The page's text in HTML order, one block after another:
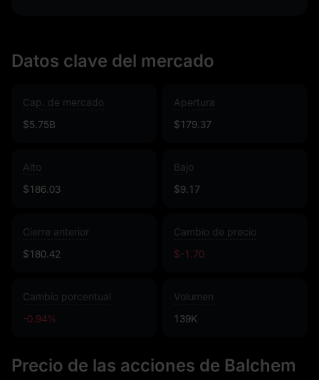
Datos clave del mercado
Cap. de mercado
$5.75B
Apertura
$179.37
Alto
$186.03
Bajo
$9.17
Cierre anterior
$180.42
Cambio de precio
$-1.70
Cambio porcentual
-0.94%
Volumen
139K
Precio de las acciones de Balchem